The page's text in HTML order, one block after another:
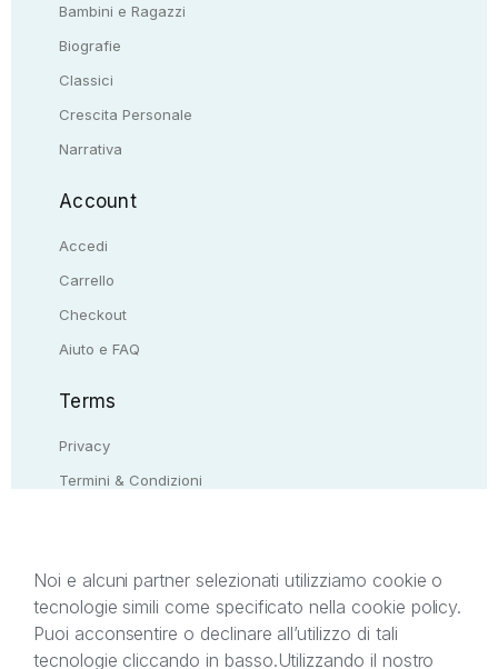
Bambini e Ragazzi
Biografie
Classici
Crescita Personale
Narrativa
Account
Accedi
Carrello
Checkout
Aiuto e FAQ
Terms
Privacy
Termini & Condizioni
Il presente sito web è di proprietà di StreetLib S.r.l.
Noi e alcuni partner selezionati utilizziamo cookie o
tecnologie simili come specificato nella cookie policy.
Puoi acconsentire o declinare all’utilizzo di tali
tecnologie cliccando in basso.Utilizzando il nostro